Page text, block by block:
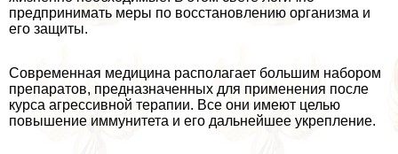
предпринимать меры по восстановлению организма и
его защиты.
Современная медицина располагает большим набором
препаратов, предназначенных для применения после
курса агрессивной терапии. Все они имеют целью
повышение иммунитета и его дальнейшее укрепление.